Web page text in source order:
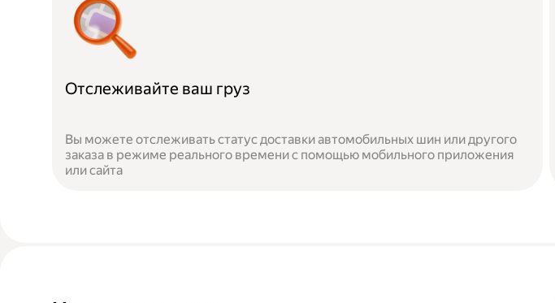
Отслеживайте ваш груз
Вы можете отслеживать статус доставки автомобильных шин или другого
заказа в режиме реального времени с помощью мобильного приложения
или сайта